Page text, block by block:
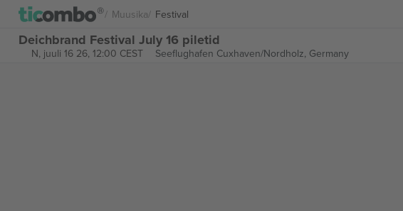
Muusika Festival
Deichbrand Festival July 16 piletid
N, juuli 16 26, 12:00 CEST Seeflughafen Cuxhaven/Nordholz, Germany